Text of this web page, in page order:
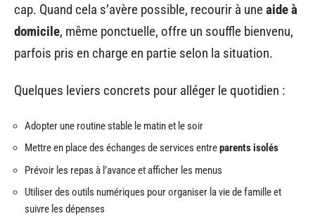
cap. Quand cela s’avère possible, recourir à uneaide à
domicile, même ponctuelle, offre un souffle bienvenu,
parfois pris en charge en partie selon la situation.
Quelques leviers concrets pour alléger le quotidien :
Adopter une routine stable le matin et le soir
Mettre en place des échanges de services entreparents isolés
Prévoir les repas à l’avance et afficher les menus
Utiliser des outils numériques pour organiser la vie de famille et
suivre les dépenses